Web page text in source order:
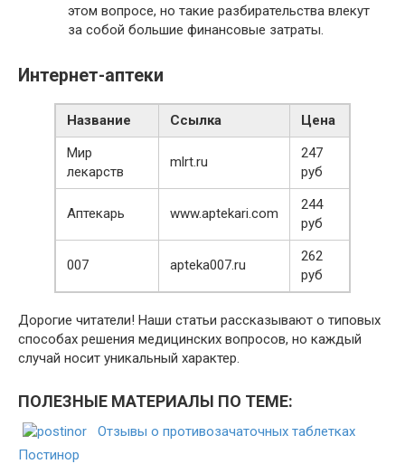
этом вопросе, но такие разбирательства влекут
за собой большие финансовые затраты.
Интернет-аптеки
Название Ссылка
Цена
Мир
лекарств
mlrt.ru
247
руб
Аптекарь www.aptekari.com
244
руб
007 apteka007.ru
262
руб
Дорогие читатели! Наши статьи рассказывают о типовых
способах решения медицинских вопросов, но каждый
случай носит уникальный характер.
ПОЛЕЗНЫЕ МАТЕРИАЛЫ ПО ТЕМЕ:
Отзывы о противозачаточных таблетках
Постинор